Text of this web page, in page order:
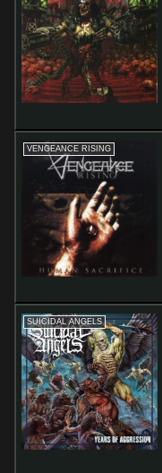
VENGEANCE RISING
SUICIDAL ANGELS